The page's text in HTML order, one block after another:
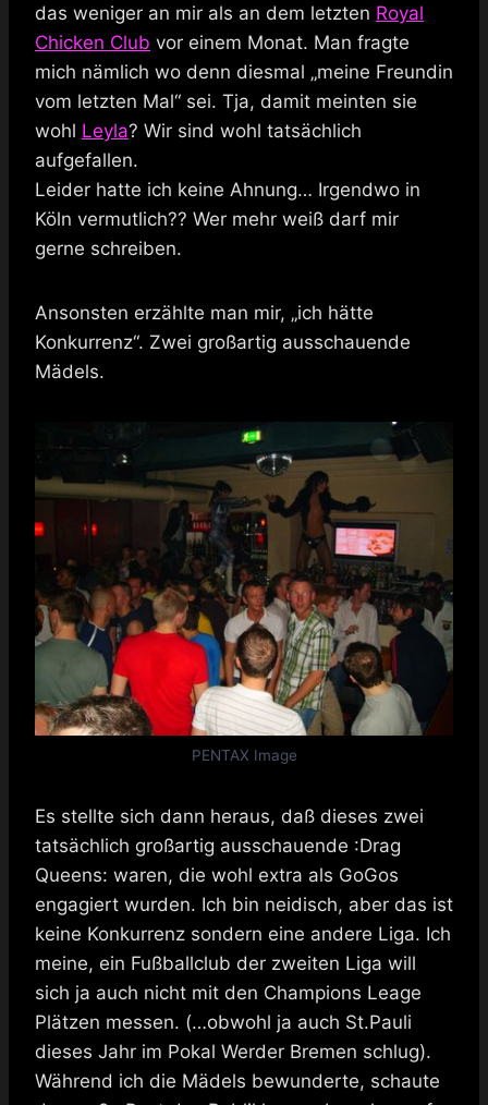
das weniger an mir als an dem letzten Royal
Chicken Club vor einem Monat. Man fragte
mich nämlich wo denn diesmal „meine Freundin
vom letzten Mal“ sei. Tja, damit meinten sie
wohl Leyla? Wir sind wohl tatsächlich
aufgefallen.
Leider hatte ich keine Ahnung… Irgendwo in
Köln vermutlich?? Wer mehr weiß darf mir
gerne schreiben.
Ansonsten erzählte man mir, „ich hätte
Konkurrenz“. Zwei großartig ausschauende
Mädels.
PENTAX Image
Es stellte sich dann heraus, daß dieses zwei
tatsächlich großartig ausschauende :Drag
Queens: waren, die wohl extra als GoGos
engagiert wurden. Ich bin neidisch, aber das ist
keine Konkurrenz sondern eine andere Liga. Ich
meine, ein Fußballclub der zweiten Liga will
sich ja auch nicht mit den Champions Leage
Plätzen messen. (…obwohl ja auch St.Pauli
dieses Jahr im Pokal Werder Bremen schlug).
Während ich die Mädels bewunderte, schaute